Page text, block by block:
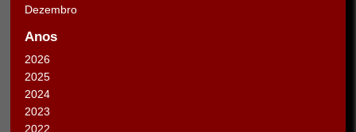
Dezembro
Anos
2026
2025
2024
2023
2022